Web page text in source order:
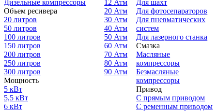
Дизельные компрессоры
Объем ресивера
20 литров
50 литров
100 литров
150 литров
200 литров
250 литров
300 литров
Мощность
5 кВт
5,5 кВт
6 кВт
12 Атм
20 Атм
30 Атм
40 Атм
50 Атм
60 Атм
70 Атм
80 Атм
90 Атм
Для шахт
Для фотосепараторов
Для пневматических
систем
Для лазерного станка
Смазка
Масляные
компрессоры
Безмасляные
компрессоры
Привод
С прямым приводом
С ременным приводом